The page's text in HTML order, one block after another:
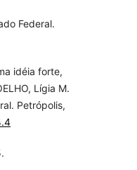
Federal.
idéia forte,
Lígia M.
Petrópolis,